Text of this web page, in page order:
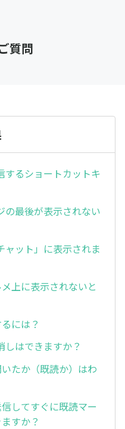
質問
するショートカットキ
の最後が表示されない
ャット」に表示されま
上に表示されないと
には？
しはできますか？
たか（既読か）はわ
してすぐに既読マー
すか？